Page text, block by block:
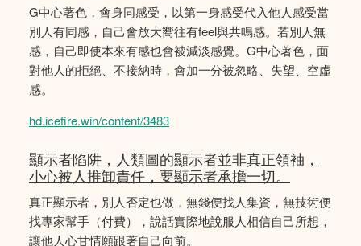
G中心著色，會身同感受，以第一身感受代入他人感受當
別人有同感，自己會放大嚮往有feel與共鳴感。若別人無
感，自己即使本來有感也會被減淡感覺。G中心著色，面
對他人的拒絕、不接納時，會加一分被忽略、失望、空虛
感。
hd.icefire.win/content/3483
顯示者陷阱，人類圖的顯示者並非真正領袖，
小心被人推卸責任，要顯示者承擔一切。
真正顯示者，別人否定也做，無錢便找人集資，無技術便
找專家幫手（付費），說話實際地說服人相信自己所想，
讓他人心甘情願跟著自己向前。